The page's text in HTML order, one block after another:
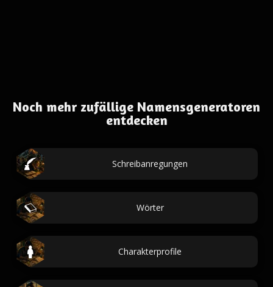
Noch mehr zufällige Namensgeneratoren
entdecken
Schreibanregungen
Wörter
Charakterprofile